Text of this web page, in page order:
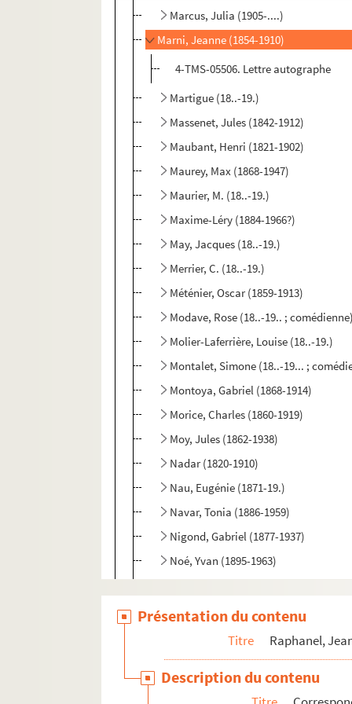
Marcus, Julia (1905-....)
Marni, Jeanne (1854-1910)
4-TMS-05506. Lettre autographe
Martigue (18..-19.)
Massenet, Jules (1842-1912)
Maubant, Henri (1821-1902)
Maurey, Max (1868-1947)
Maurier, M. (18..-19.)
Maxime-Léry (1884-1966?)
May, Jacques (18..-19.)
Merrier, C. (18..-19.)
Méténier, Oscar (1859-1913)
Modave, Rose (18..-19.. ;
Molier-Laferrière, Louise (18..-19.)
Montalet, Simone (18..-19... ;
Montoya, Gabriel (1868-1914)
Morice, Charles (1860-1919)
Moy, Jules (1862-1938)
Nadar (1820-1910)
Nau, Eugénie (1871-19.)
Navar, Tonia (1886-1959)
Nigond, Gabriel (1877-1937)
Noé, Yvan (1895-1963)
Norman, Rolla (1889-1971)
Noté, Jean (1858-1922)
Nova, Pierre (18..-19.)
Numas, Pierre (1852-1893)
Présentation du contenu
Titre Raphanel,
Description du contenu